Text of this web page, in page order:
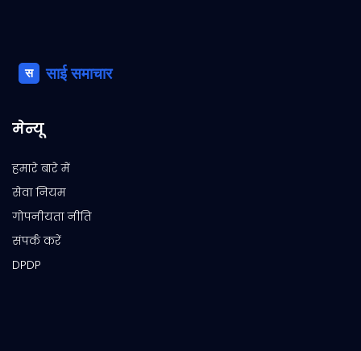
मेन्यू
हमारे बारे में
सेवा नियम
गोपनीयता नीति
संपर्क करें
DPDP